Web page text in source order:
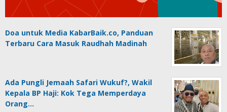
Doa untuk Media KabarBaik.co, Panduan
Terbaru Cara Masuk Raudhah Madinah
Ada Pungli Jemaah Safari Wukuf?, Wakil
Kepala BP Haji: Kok Tega Memperdaya
Orang…